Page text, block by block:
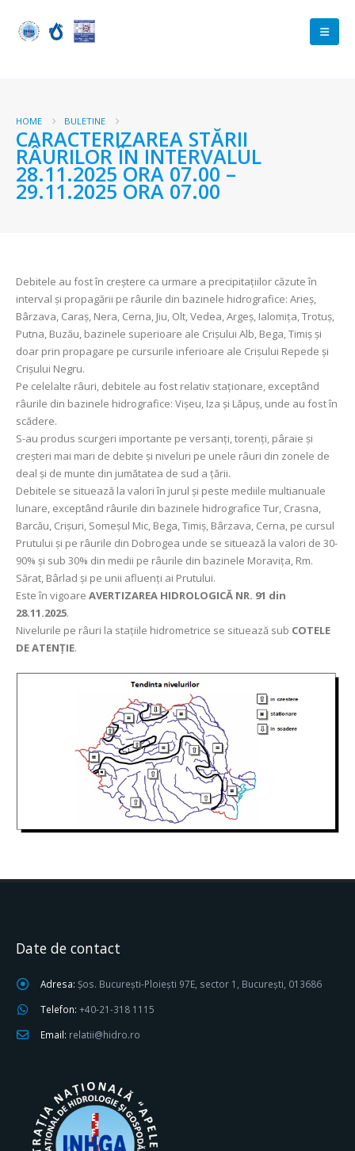
HOME BULETINE
CARACTERIZAREA STĂRII
RÂURILOR ÎN INTERVALUL
28.11.2025 ORA 07.00 –
29.11.2025 ORA 07.00
Debitele au fost în creștere ca urmare a precipitațiilor căzute în
interval și propagării pe râurile din bazinele hidrografice: Arieş,
Bârzava, Caraş, Nera, Cerna, Jiu, Olt, Vedea, Argeş, Ialomița, Trotuş,
Putna, Buzău, bazinele superioare ale Crişului Alb, Bega, Timiş şi
doar prin propagare pe cursurile inferioare ale Crişului Repede şi
Crişului Negru.
Pe celelalte râuri, debitele au fost relativ staționare, exceptând
râurile din bazinele hidrografice: Vişeu, Iza şi Lăpuş, unde au fost în
scădere.
S-au produs scurgeri importante pe versanţi, torenţi, pâraie şi
creşteri mai mari de debite şi niveluri pe unele râuri din zonele de
deal și de munte din jumătatea de sud a țării.
Debitele se situează la valori în jurul și peste mediile multianuale
lunare, exceptând râurile din bazinele hidrografice Tur, Crasna,
Barcău, Crișuri, Someșul Mic, Bega, Timiş, Bârzava, Cerna, pe cursul
Prutului şi pe râurile din Dobrogea unde se situează la valori de 30-
90% și sub 30% din medii pe râurile din bazinele Moravița, Rm.
Sărat, Bârlad și pe unii afluenți ai Prutului.
Este în vigoare AVERTIZAREA HIDROLOGICĂ NR. 91 din
28.11.2025.
Nivelurile pe râuri la stațiile hidrometrice se situează sub COTELE
DE ATENȚIE.
Date de contact
Adresa: Șos. București-Ploiești 97E, sector 1, București, 013686
Telefon: +40-21-318 1115
Email: relatii@hidro.ro